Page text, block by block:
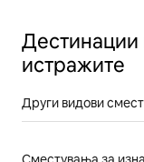
Дестинации
истражите
Други видови